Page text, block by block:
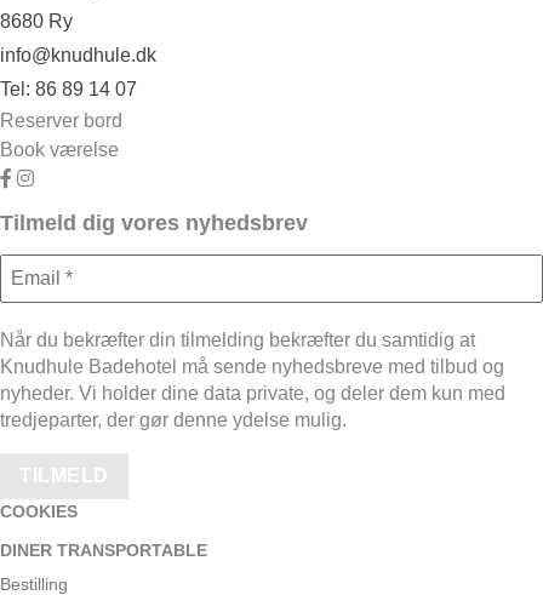
8680 Ry
info@knudhule.dk
Tel: 86 89 14 07
Reserver bord
Book værelse
Link til facebook side
Link til Instagram side
Tilmeld dig vores nyhedsbrev
Når du bekræfter din tilmelding bekræfter du samtidig at
Knudhule Badehotel må sende nyhedsbreve med tilbud og
nyheder. Vi holder dine data private, og deler dem kun med
tredjeparter, der gør denne ydelse mulig.
COOKIES
DINER TRANSPORTABLE
Bestilling